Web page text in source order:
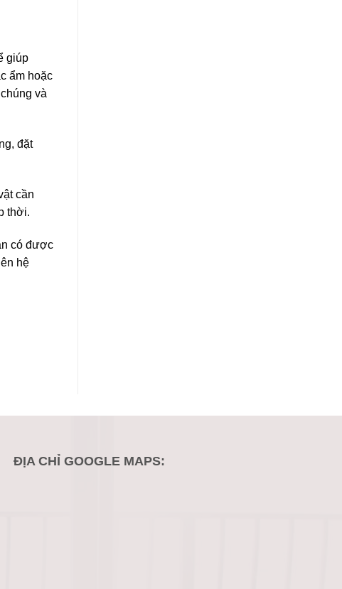
giúp
ẩm hoặc
và
đặt
cần
thời.
có được
hệ
ĐỊA CHỈ GOOGLE MAPS: